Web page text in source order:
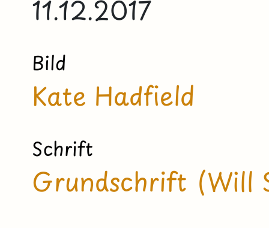
11.12.2017
Bild
Kate Hadfield
Schrift
Grundschrift (Will